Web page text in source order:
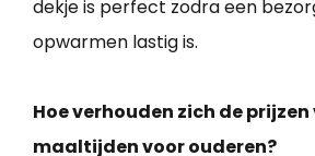
dekje is perfect zodra een
opwarmen lastig is.
Hoe verhouden zich de
maaltijden voor ouderen?